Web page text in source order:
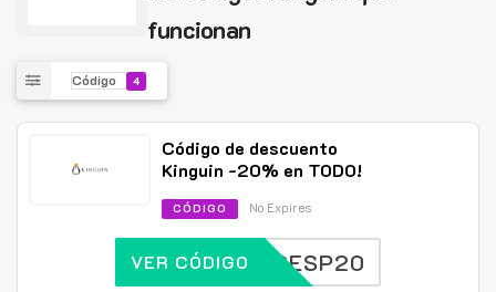
funcionan
Código 4
Código de descuento
Kinguin -20% en TODO!
CÓDIGO No Expires
KGESP20
VER CÓDIGO